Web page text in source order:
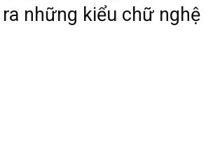
những kiểu chữ nghệ